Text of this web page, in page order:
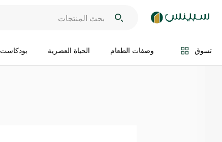
تسوق وصفات الطعام الحياة العصرية بودكاست
اضف الى السلة